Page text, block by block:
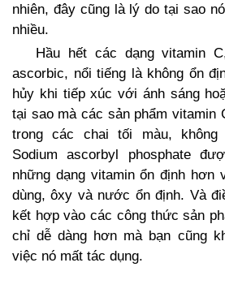
nhiên, đây cũng là lý do tại sao
nhiều.
Hầu hết các dạng vitamin
ascorbic, nổi tiếng là không ổn
hủy khi tiếp xúc với ánh sáng
tại sao mà các sản phẩm
trong các chai tối màu, không
Sodium ascorbyl phosphate
những dạng vitamin ổn định hơn
dùng, ôxy và nước ổn định. Và
kết hợp vào các công thức sản
chỉ dễ dàng hơn mà bạn cũng
việc nó mất tác dụng.